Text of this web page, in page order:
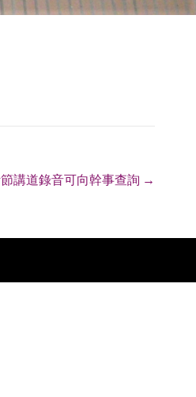
講道錄音可向幹事查詢 →